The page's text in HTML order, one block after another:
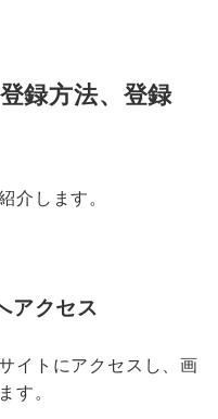
録方法、登録
介します。
アクセス
イトにアクセスし、画
す。